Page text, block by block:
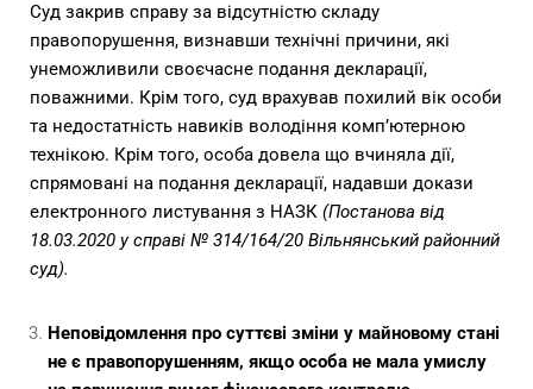
Суд закрив справу за відсутністю складу
правопорушення, визнавши технічні причини, які
унеможливили своєчасне подання декларації,
поважними. Крім того, суд врахував похилий вік особи
та недостатність навиків володіння комп’ютерною
технікою. Крім того, особа довела що вчиняла дії,
спрямовані на подання декларації, надавши докази
електронного листування з НАЗК (Постанова від
18.03.2020 у справі № 314/164/20 Вільнянський районний
суд).
Неповідомлення про суттєві зміни у майновому стані
не є правопорушенням, якщо особа не мала умислу